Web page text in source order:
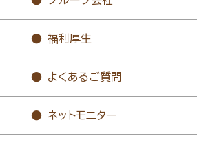
福利厚生
よくあるご質問
ネットモニター